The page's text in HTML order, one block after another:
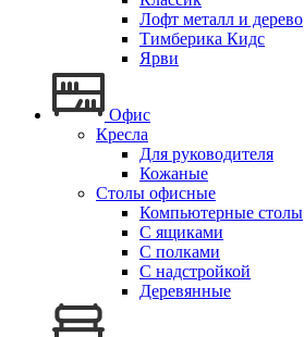
Лофт металл и дерево
Тимберика Кидс
Ярви
Офис
Кресла
Для руководителя
Кожаные
Столы офисные
Компьютерные столы
С ящиками
С полками
С надстройкой
Деревянные